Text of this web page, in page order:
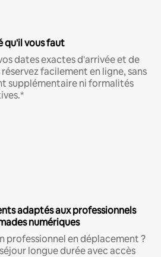
qu'il vous faut
dates exactes d'arrivée et de
facilement en ligne, sans
supplémentaire ni formalités
adaptés aux professionnels
numériques
professionnel en déplacement ?
longue durée avec accès